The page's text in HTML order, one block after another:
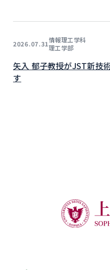
2026.07.31情報理工学科
理工学部
矢入 郁子教授がJST新技
す